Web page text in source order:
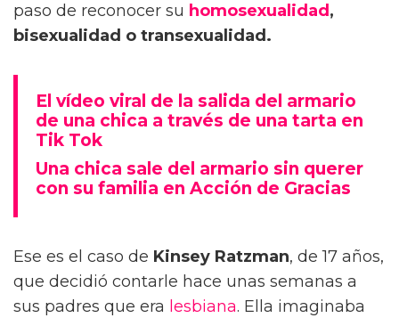
paso de reconocer su homosexualidad ,
bisexualidad o transexualidad.
El vídeo viral de la salida del armario
de una chica a través de una tarta en
Tik Tok
Una chica sale del armario sin querer
con su familia en Acción de Gracias
Ese es el caso de Kinsey Ratzman, de 17 años,
que decidió contarle hace unas semanas a
sus padres que era lesbiana. Ella imaginaba